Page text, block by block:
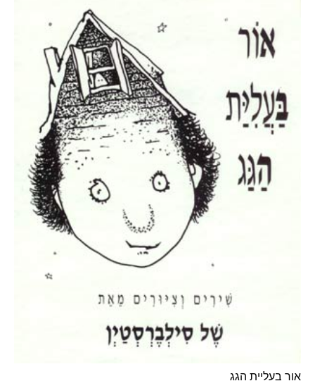
אור בעליית הגג